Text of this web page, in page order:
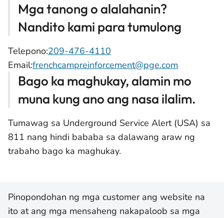
Mga tanong o alalahanin?
Nandito kami para tumulong
Telepono:209-476-4110
Email:frenchcampreinforcement@pge.com
Bago ka maghukay, alamin mo
muna kung ano ang nasa ilalim.
Tumawag sa Underground Service Alert (USA) sa
811 nang hindi bababa sa dalawang araw ng
trabaho bago ka maghukay.
Pinopondohan ng mga customer ang website na
ito at ang mga mensaheng nakapaloob sa mga